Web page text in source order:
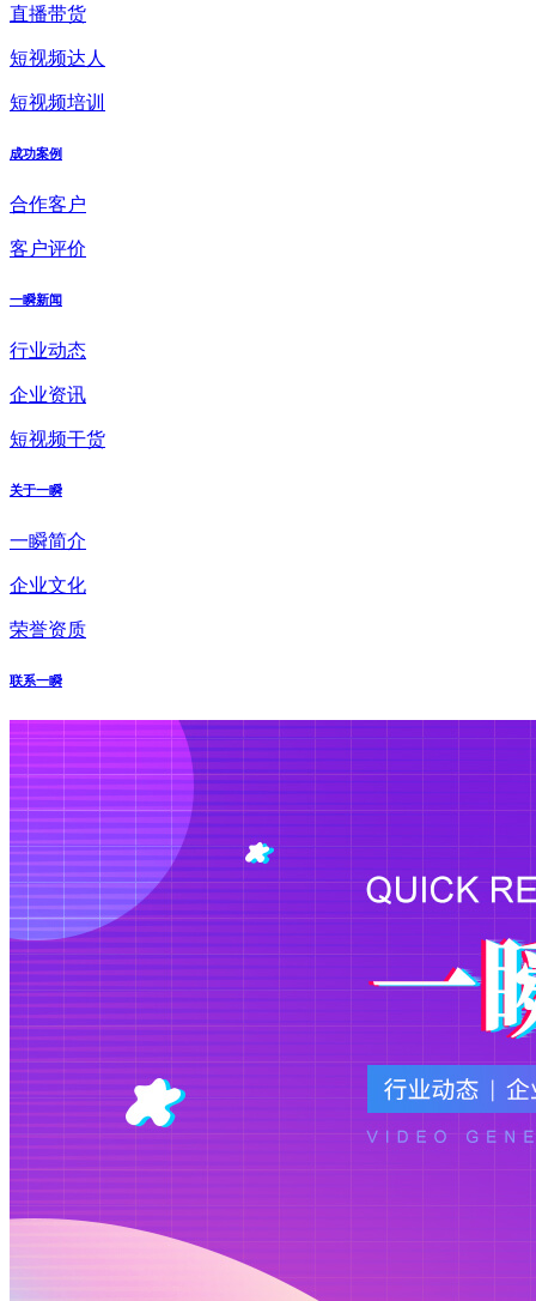
直播带货
短视频达人
短视频培训
成功案例
合作客户
客户评价
一瞬新闻
行业动态
企业资讯
短视频干货
关于一瞬
一瞬简介
企业文化
荣誉资质
联系一瞬